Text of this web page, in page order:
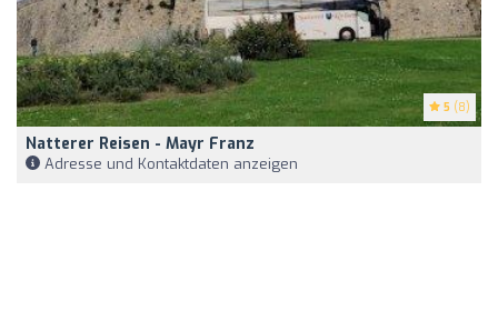
5 (8)
Natterer Reisen - Mayr Franz
Adresse und Kontaktdaten anzeigen